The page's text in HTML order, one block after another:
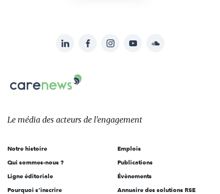
sur:
LinkedInFacebookInstagramYouTubeSoundcloud
Carenews,
Le
des
l'engagement
Le média des acteurs de l'engagement
Notre histoire
Qui sommes-nous ?
Ligne éditoriale
Pourquoi s'inscrire
Emplois
Publications
Évènements
Annuaire des solutions RSE